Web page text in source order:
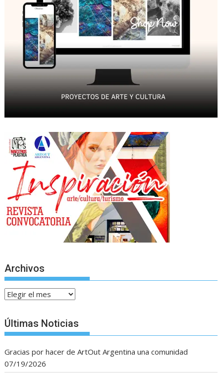
Archivos
Archivos
Últimas Noticias
Gracias por hacer de ArtOut Argentina una comunidad
07/19/2026